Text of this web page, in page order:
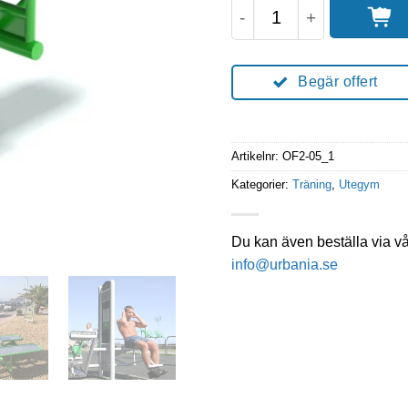
Enkelbänk - utegym
Begär offert
Artikelnr: OF2-05_1
Kategorier: Träning Utegym
Du kan även beställa via
info@urbania.se